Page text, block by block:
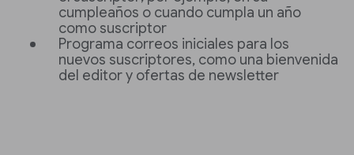
cumpleaños o cuando cumpla un año
como suscriptor
Programa correos iniciales para los
nuevos suscriptores, como una bienvenida
del editor y ofertas de newsletter